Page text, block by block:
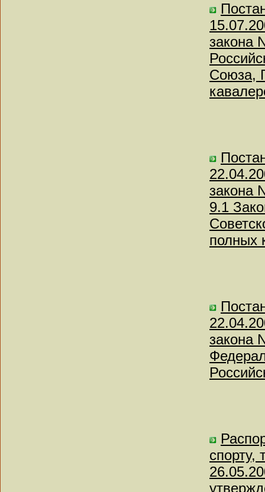
закона
Союза,
закона
9.1
полных
закона